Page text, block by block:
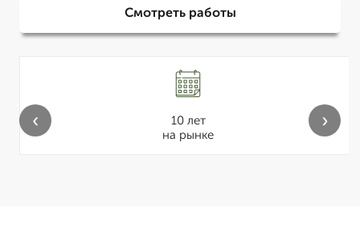
Смотреть работы
10 лет
на рынке
‹ ›